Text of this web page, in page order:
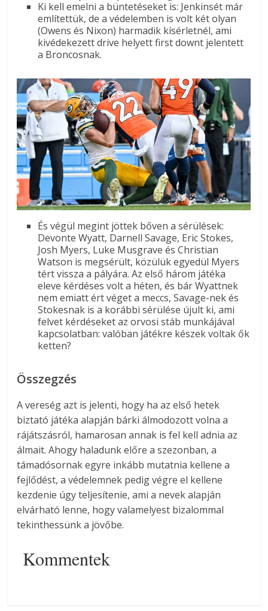
Ki kell emelni a büntetéseket is: Jenkinsét már
említettük, de a védelemben is volt két olyan
(Owens és Nixon) harmadik kísérletnél, ami
kivédekezett drive helyett first downt jelentett
a Broncosnak.
És végül megint jöttek bőven a sérülések:
Devonte Wyatt, Darnell Savage, Eric Stokes,
Josh Myers, Luke Musgrave és Christian
Watson is megsérült, közülük egyedül Myers
tért vissza a pályára. Az első három játéka
eleve kérdéses volt a héten, és bár Wyattnek
nem emiatt ért véget a meccs, Savage-nek és
Stokesnak is a korábbi sérülése újult ki, ami
felvet kérdéseket az orvosi stáb munkájával
kapcsolatban: valóban játékre készek voltak ők
ketten?
Összegzés
A vereség azt is jelenti, hogy ha az első hetek
biztató játéka alapján bárki álmodozott volna a
rájátszásról, hamarosan annak is fel kell adnia az
álmait. Ahogy haladunk előre a szezonban, a
támadósornak egyre inkább mutatnia kellene a
fejlődést, a védelemnek pedig végre el kellene
kezdenie úgy teljesítenie, ami a nevek alapján
elvárható lenne, hogy valamelyest bizalommal
tekinthessünk a jövőbe.
Kommentek